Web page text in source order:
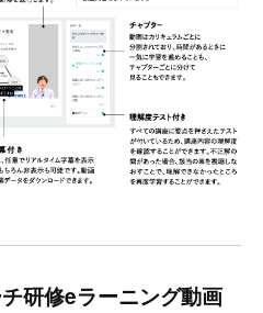
研修eラーニング動画